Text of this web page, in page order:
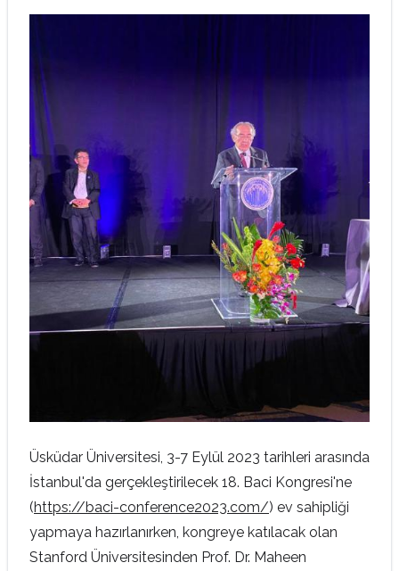
Üsküdar Üniversitesi, 3-7 Eylül 2023 tarihleri arasında
İstanbul'da gerçekleştirilecek 18. Baci Kongresi'ne
(https://baci-conference2023.com/) ev sahipliği
yapmaya hazırlanırken, kongreye katılacak olan
Stanford Üniversitesinden Prof. Dr. Maheen